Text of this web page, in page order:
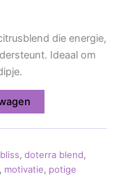
die energie,
Ideaal om
, doterra blend,
, motivatie, potige